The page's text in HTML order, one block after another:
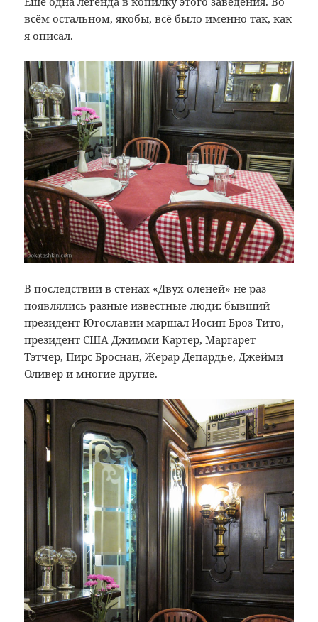
всём остальном, якобы, всё было именно так, как
я описал.
В последствии в стенах «Двух оленей» не раз
появлялись разные известные люди: бывший
президент Югославии маршал Иосип Броз Тито,
президент США Джимми Картер, Маргарет
Тэтчер, Пирс Броснан, Жерар Депардье, Джейми
Оливер и многие другие.